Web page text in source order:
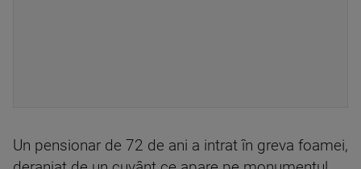
Un pensionar de 72 de ani a intrat în greva foamei,